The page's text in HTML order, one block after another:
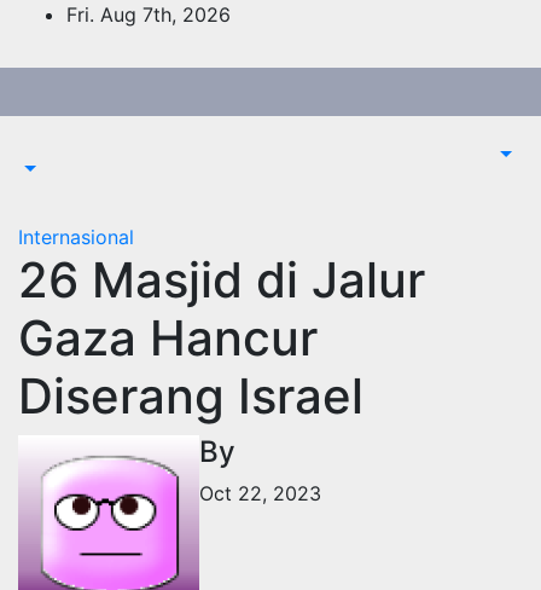
content
Fri. Aug 7th, 2026
Internasional
26 Masjid di Jalur
Gaza Hancur
Diserang Israel
By
Oct 22, 2023